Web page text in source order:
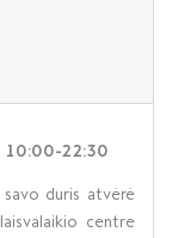
10:00-22:30
savo duris atvėrė
centre